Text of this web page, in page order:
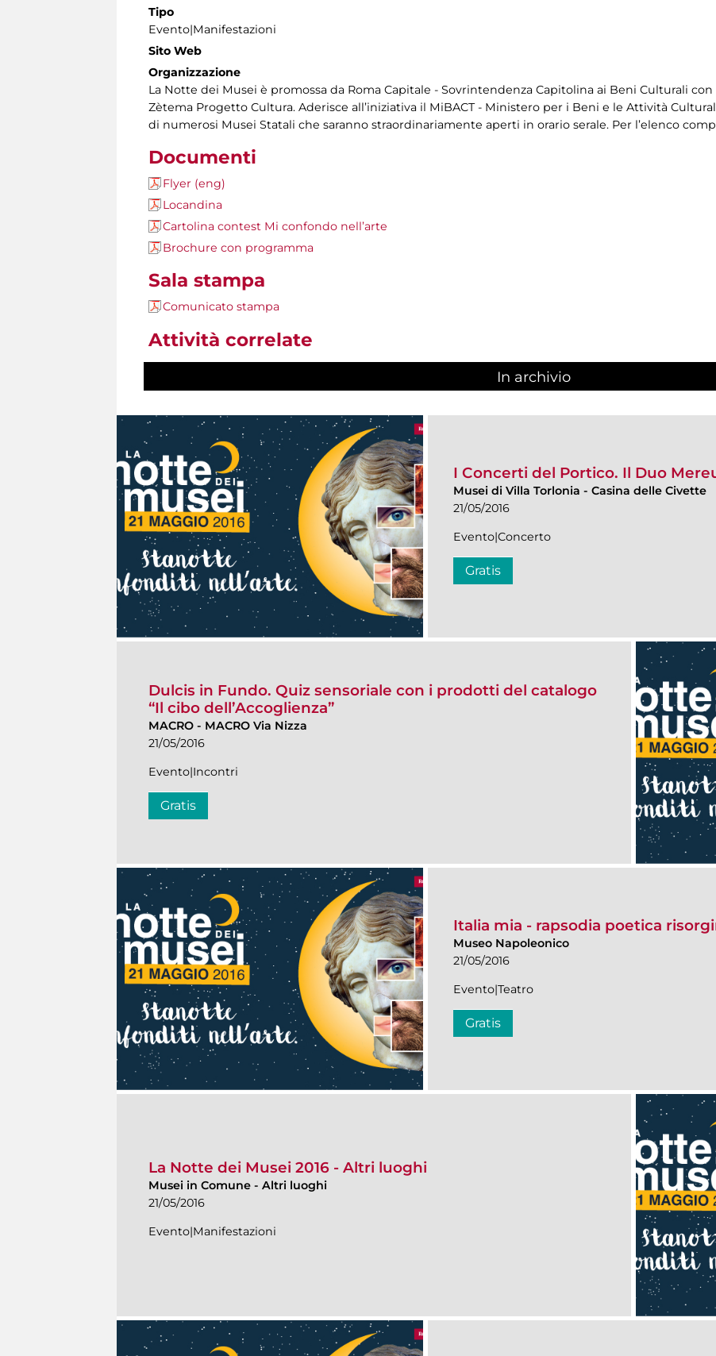
Tipo
Evento|Manifestazioni
Sito Web
Organizzazione
La Notte dei Musei è promossa da Roma Capitale - Sovrintendenza Capitolina ai Beni Culturali
Zètema Progetto Cultura. Aderisce all’iniziativa il MiBACT - Ministero per i Beni e le Attività
di numerosi Musei Statali che saranno straordinariamente aperti in orario serale. Per l’elenco
Documenti
Flyer (eng)
Locandina
Cartolina contest Mi confondo nell’arte
Brochure con programma
Sala stampa
Comunicato stampa
Attività correlate
In archivio
I Concerti del Portico. Il Duo
Musei di Villa Torlonia - Casina delle Civette
21/05/2016
Evento|Concerto
Gratis
Dulcis in Fundo. Quiz sensoriale con i prodotti del catalogo
“Il cibo dell’Accoglienza”
MACRO - MACRO Via Nizza
21/05/2016
Evento|Incontri
Gratis
Italia mia - rapsodia poetica
Museo Napoleonico
21/05/2016
Evento|Teatro
Gratis
La Notte dei Musei 2016 - Altri luoghi
Musei in Comune - Altri luoghi
21/05/2016
Evento|Manifestazioni